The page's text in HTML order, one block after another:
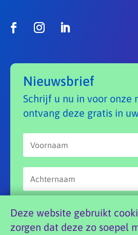
Nieuwsbrief
Schrijf u nu in voor onze
ontvang deze gratis in
Deze website gebruikt
zorgen dat deze zo soepel